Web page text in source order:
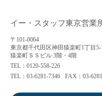
イー・スタッフ東京営業
〒101-0064
東京都千代田区神田猿楽町1丁目5-
猿楽町ＳＳビル 3階・4階
TEL：0120-558-226
TEL：03-6281-7346
FAX：03-